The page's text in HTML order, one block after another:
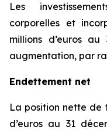
Les
corporelles et
millions d’euros
augmentation, par
Endettement net
La position nette de
d’euros au 31